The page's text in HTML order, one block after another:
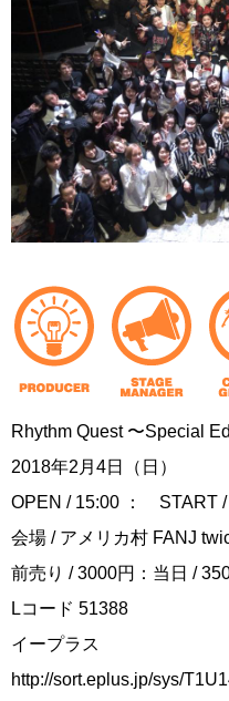
Rhythm Quest 〜Special
2018年2月4日（日）
OPEN / 15:00 ： START /
会場 / アメリカ村 FANJ
前売り / 3000円：当日 /
Lコード 51388
イープラス
http://sort.eplus.jp/sys/